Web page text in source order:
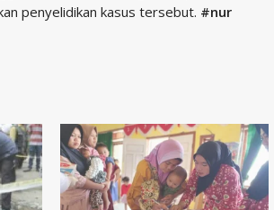
penyelidikan kasus tersebut. #nur